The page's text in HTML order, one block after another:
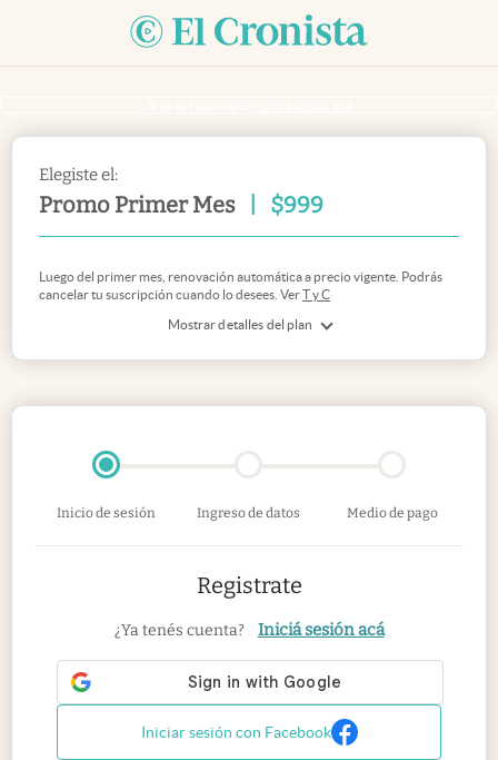
Elegiste el:
Promo Primer Mes $999
Mostrar detalles del plan
Luego del primer mes, renovación automática a precio vigente. Podrás
cancelar tu suscripción cuando lo desees. VerT y C
Inicio de sesión Ingreso de datos Medio de pago
Registrate
¿Ya tenés cuenta? Iniciá sesión acá
Iniciar sesión con Facebook